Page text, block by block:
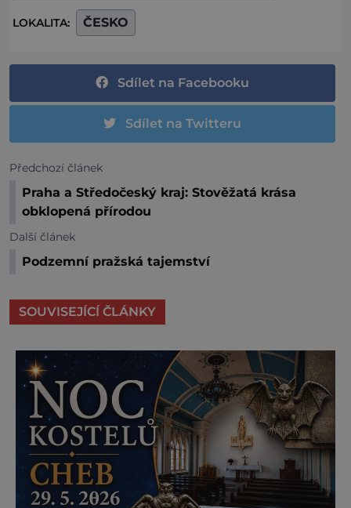
LOKALITA: ČESKO
Sdílet na Facebooku
Sdílet na Twitteru
Předchozí článek
Praha a Středočeský kraj: Stověžatá krása
obklopená přírodou
Další článek
Podzemní pražská tajemství
SOUVISEJÍCÍ ČLÁNKY